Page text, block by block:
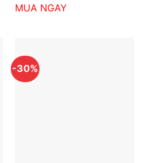
5,400,000₫.
MUA NGAY
-30%